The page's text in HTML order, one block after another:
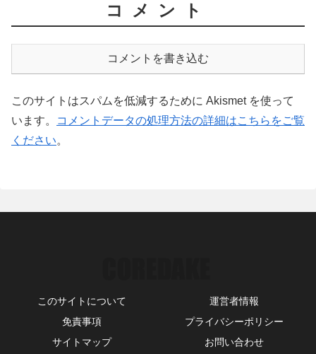
コメント
コメントを書き込む
このサイトはスパムを低減するために Akismet を使って
います。
コメントデータの処理方法の詳細はこちらをご覧
ください。
このサイトについて
運営者情報
免責事項
プライバシーポリシー
サイトマップ
お問い合わせ